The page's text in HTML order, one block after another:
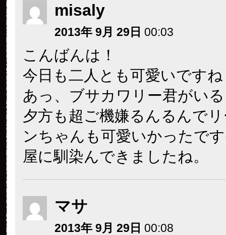
misaly
2013年 9月 29日 00:03
こんばんは！
今日も二人とも可愛いです
あっ、ブサカワリー君がい
夕方も超ご機嫌るんるんで
ンちゃんも可愛いかったで
屋に馴染んできましたね。
マサ
2013年 9月 29日 00:08